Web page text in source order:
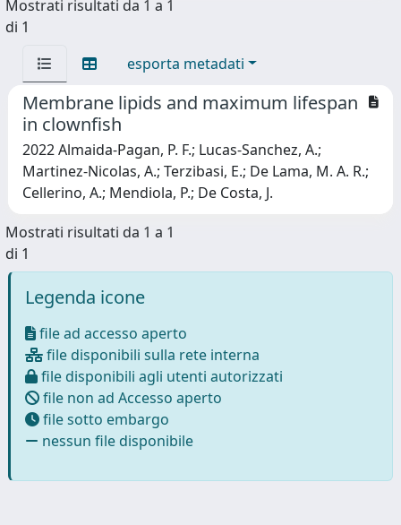
Mostrati risultati da 1 a 1
di 1
esporta metadati
Membrane lipids and maximum lifespan
in clownfish
2022 Almaida-Pagan, P. F.; Lucas-Sanchez, A.;
Martinez-Nicolas, A.; Terzibasi, E.; De Lama, M. A. R.;
Cellerino, A.; Mendiola, P.; De Costa, J.
Mostrati risultati da 1 a 1
di 1
Legenda icone
file ad accesso aperto
file disponibili sulla rete interna
file disponibili agli utenti autorizzati
file non ad Accesso aperto
file sotto embargo
nessun file disponibile